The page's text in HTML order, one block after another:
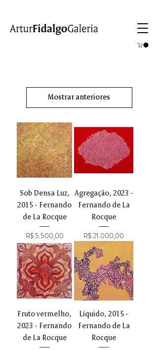
Mostrar anteriores
Sob Densa Luz,
2015 - Fernando
de La Rocque
Preço
R$ 5.500,00
Agregação, 2023 -
Fernando de La
Rocque
Preço
R$ 21.000,00
Fruto vermelho,
2023 - Fernando
de La Rocque
Líquido, 2015 -
Fernando de La
Rocque